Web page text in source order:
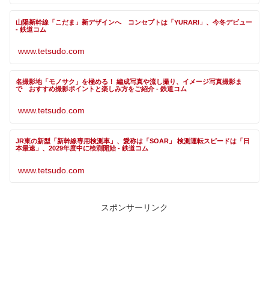
山陽新幹線「こだま」新デザインへ コンセプトは「YURARI」、今冬デビュー
- 鉄道コム
www.tetsudo.com
名撮影地「モノサク」を極める！ 編成写真や流し撮り、イメージ写真撮影ま
で おすすめ撮影ポイントと楽しみ方をご紹介 - 鉄道コム
www.tetsudo.com
JR東の新型「新幹線専用検測車」、愛称は「SOAR」 検測運転スピードは「日
本最速」、2029年度中に検測開始 - 鉄道コム
www.tetsudo.com
スポンサーリンク